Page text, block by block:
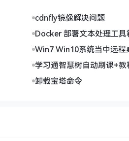
cdnfly镜像解决问题
Docker 部署文本处理工具
Win7 Win10系统当中远程
学习通智慧树自动刷课+教
卸载宝塔命令